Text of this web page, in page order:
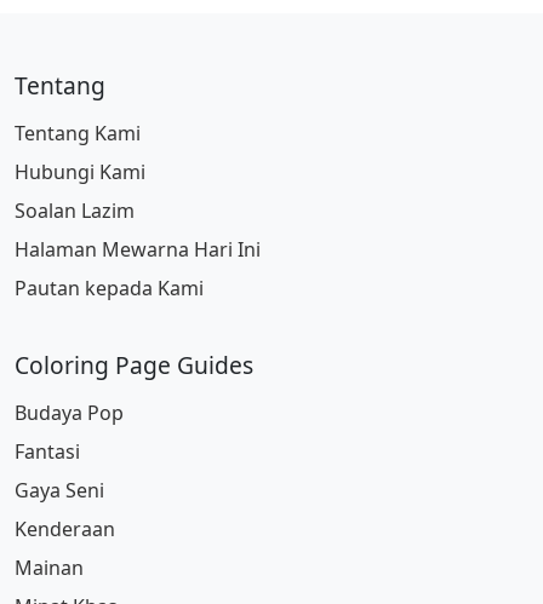
Tentang
Tentang Kami
Hubungi Kami
Soalan Lazim
Halaman Mewarna Hari Ini
Pautan kepada Kami
Coloring Page Guides
Budaya Pop
Fantasi
Gaya Seni
Kenderaan
Mainan